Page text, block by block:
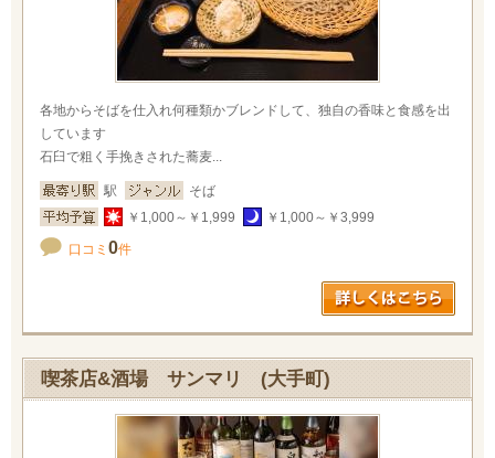
各地からそばを仕入れ何種類かブレンドして、独自の香味と食感を出
しています
石臼で粗く手挽きされた蕎麦...
駅
そば
￥1,000～￥1,999
￥1,000～￥3,999
口コミ 0件
喫茶店&酒場 サンマリ (大手町)